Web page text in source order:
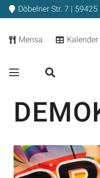
Döbelner Str. 7 | 59425
Mensa Kalender